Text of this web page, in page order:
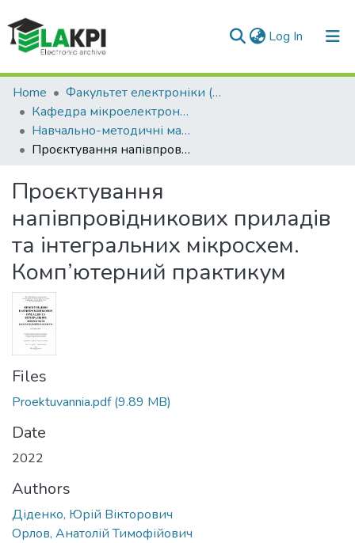
Log In (current)
Communities & Collections
All of DSpace
Statistics
Home
Факультет електроніки (ФЕЛ)
Кафедра мікроелектроніки (МЕ)
Навчально-методичні матеріали (МЕ)
Проєктування напівпровідникових приладів та інтегральних мікросхем. Комп’ютерний практикум
Проєктування
напівпровідникових приладів
та інтегральних мікросхем.
Комп’ютерний практикум
Files
Proektuvannia.pdf(9.89 MB)
Date
2022
Authors
Діденко, Юрій Вікторович
Орлов, Анатолій Тимофійович